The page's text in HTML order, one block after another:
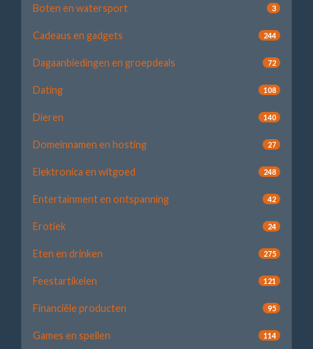
Boten en watersport 3
Cadeaus en gadgets 244
Dagaanbiedingen en groepdeals 72
Dating 108
Dieren 140
Domeinnamen en hosting 27
Elektronica en witgoed 248
Entertainment en ontspanning 42
Erotiek 24
Eten en drinken 275
Feestartikelen 121
Financiële producten 95
Games en spellen 114